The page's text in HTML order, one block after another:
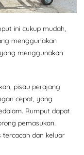
ini cukup mudah,
menggunakan
menggunakan
pisau perajang
cepat, yang
Rumput dapat
pemasukan.
dan keluar